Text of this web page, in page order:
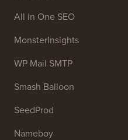
All in One SEO
MonsterInsights
WP Mail SMTP
Smash Balloon
SeedProd
Nameboy